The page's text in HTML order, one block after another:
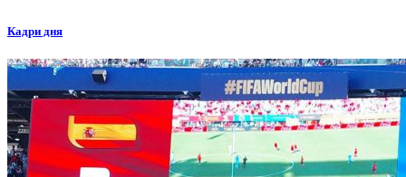
Кадри дня